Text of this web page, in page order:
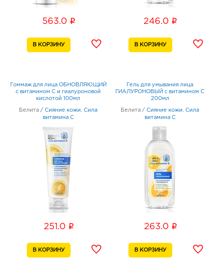
563.0 i 246.0 i
Гоммаж для лица ОБНОВЛЯЮЩИЙ
с витамином С и гиалуроновой
кислотой 100мл
Белита / Сияние кожи. Сила
витамина C
251.0 i
Гель для умывания лица
ГИАЛУРОНОВЫЙ с витамином C
200мл
Белита / Сияние кожи. Сила
витамина C
263.0 i